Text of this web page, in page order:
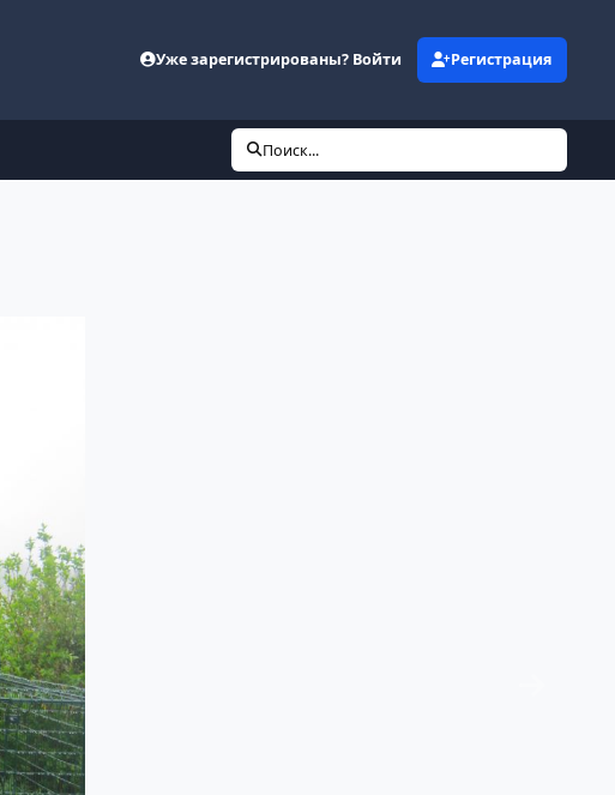
Уже зарегистрированы? Войти Регистрация
Поиск...